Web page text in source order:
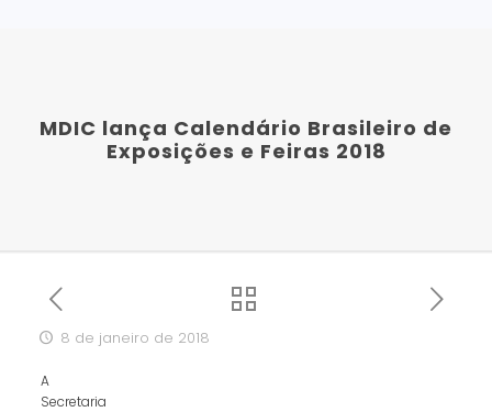
MDIC lança Calendário Brasileiro de
Exposições e Feiras 2018
8 de janeiro de 2018
A
Secretaria